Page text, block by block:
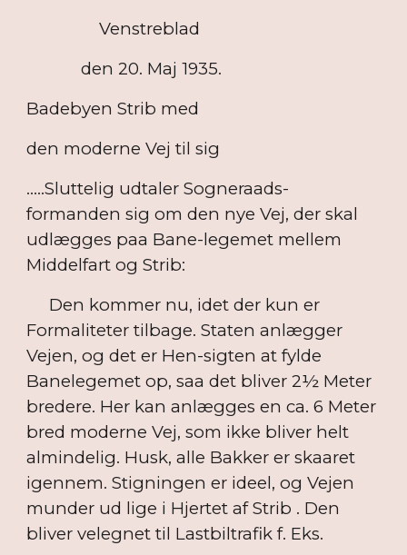
Venstreblad
den 20. Maj 1935.
Badebyen Strib med
den moderne Vej til sig
.....Sluttelig udtaler Sogneraads-
formanden sig om den nye Vej, der skal
udlægges paa Bane-legemet mellem
Middelfart og Strib:
Den kommer nu, idet der kun er
Formaliteter tilbage. Staten anlægger
Vejen, og det er Hen-sigten at fylde
Banelegemet op, saa det bliver 2½ Meter
bredere. Her kan anlægges en ca. 6 Meter
bred moderne Vej, som ikke bliver helt
almindelig. Husk, alle Bakker er skaaret
igennem. Stigningen er ideel, og Vejen
munder ud lige i Hjertet af Strib . Den
bliver velegnet til Lastbiltrafik f. Eks.